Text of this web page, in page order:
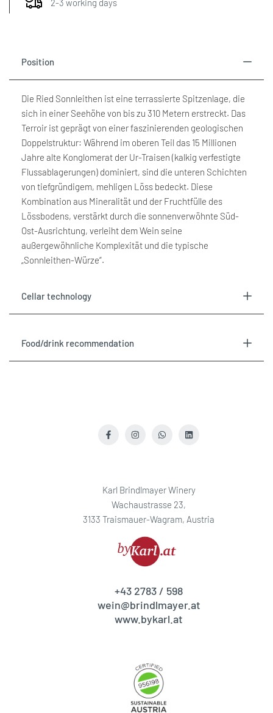
for
{{
product
}}"
for
{{
product
}}"
2-3 working days
Position
Die Ried Sonnleithen ist eine terrassierte Spitzenlage, die
sich in einer Seehöhe von bis zu 310 Metern erstreckt. Das
Terroir ist geprägt von einer faszinierenden geologischen
Doppelstruktur: Während im oberen Teil das 15 Millionen
Jahre alte Konglomerat der Ur-Traisen (kalkig verfestigte
Flussablagerungen) dominiert, sind die unteren Schichten
von tiefgründigem, mehligen Löss bedeckt. Diese
Kombination aus Mineralität und der Fruchtfülle des
Lössbodens, verstärkt durch die sonnenverwöhnte Süd-
Ost-Ausrichtung, verleiht dem Wein seine
außergewöhnliche Komplexität und die typische
„Sonnleithen-Würze“.
Cellar technology
Food/drink recommendation
Karl Brindlmayer Winery
Wachaustrasse 23,
3133 Traismauer-Wagram, Austria
+43 2783 / 598
wein@brindlmayer.at
www.bykarl.at
FacebookInstagramWhatsAppLinkedIn